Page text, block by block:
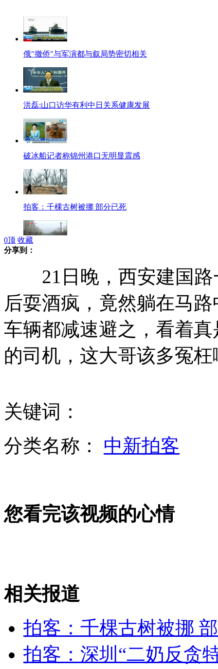
俄"撤侨"与军演都与叙局势密切相关
洪磊:山口访华有利中日关系健康发展
破冰船记者称锦州港口无明显震感
拍客：千棵古树被挪 部分已死
拍客：深圳“二奶”公审“贪官”
艳星彭丹成甘肃政协委员 欲投资主旋律影视
拍客：男子感情受挫爬地铁护栏触电身亡
北京打车难 高峰时段集体不拉活
女孩北京地铁殴打老人 痛下狠手拳打脚踢
无痛分娩是否安全 医生回应
外交部：反对强权政治霸凌主义
0顶 收藏
分享到：
21日晚，西安建国路
后耍酒疯，竟然躺在马
车辆都减速避之，看着
的司机，这大哥该多冤枉
关键词：
分类名称： 中新拍客
您看完该视频的心情
相关报道
拍客：千棵古树被挪
拍客：深圳“二奶反贪